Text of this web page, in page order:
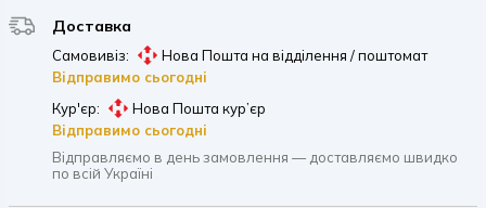
Доставка
Самовивіз:
Нова Пошта на відділення / поштомат
Відправимо сьогодні
Кур'єр:
Нова Пошта кур’єр
Відправимо сьогодні
Відправляємо в день замовлення — доставляємо швидко
по всій Україні